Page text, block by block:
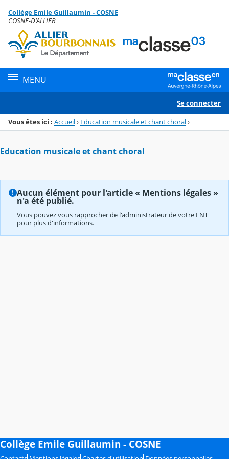
Menu de la rubrique
Contenu
Collège Emile Guillaumin - COSNE
COSNE-D'ALLIER
MENU
Se connecter
Vous êtes ici : Accueil› Education musicale et chant choral›
Education musicale et chant choral
Aucun élément pour l'article « Mentions légales »
n'a été publié.
Vous pouvez vous rapprocher de l'administrateur de votre ENT
pour plus d'informations.
Collège Emile Guillaumin - COSNE